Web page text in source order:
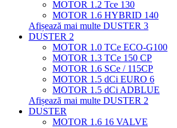
MOTOR 1.2 Tce 130
MOTOR 1.6 HYBRID 140
Afișează mai multe DUSTER 3
DUSTER 2
MOTOR 1.0 TCe ECO-G100
MOTOR 1.3 TCe 150 CP
MOTOR 1.6 SCe / 115CP
MOTOR 1.5 dCi EURO 6
MOTOR 1.5 dCi ADBLUE
Afișează mai multe DUSTER 2
DUSTER
MOTOR 1.6 16 VALVE